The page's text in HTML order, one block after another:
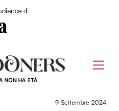
di
NON HA ETÀ
9 Settembre 2024